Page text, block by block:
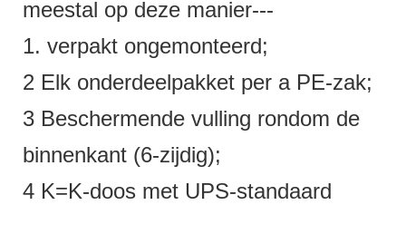
meestal op deze manier---
1. verpakt ongemonteerd;
2 Elk onderdeelpakket per a PE-zak;
3 Beschermende vulling rondom de
binnenkant (6-zijdig);
4 K=K-doos met UPS-standaard